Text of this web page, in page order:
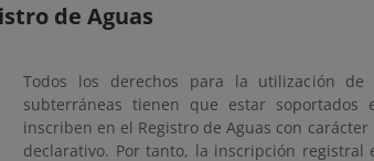
de Aguas
Todos los derechos para la utilización de
subterráneas tienen que estar soportados
inscriben en el Registro de Aguas con
declarativo. Por tanto, la inscripción registral